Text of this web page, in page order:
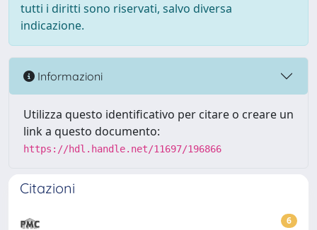
tutti i diritti sono riservati, salvo diversa
indicazione.
Informazioni
Utilizza questo identificativo per citare o creare un
link a questo documento:
https://hdl.handle.net/11697/196866
Citazioni
6